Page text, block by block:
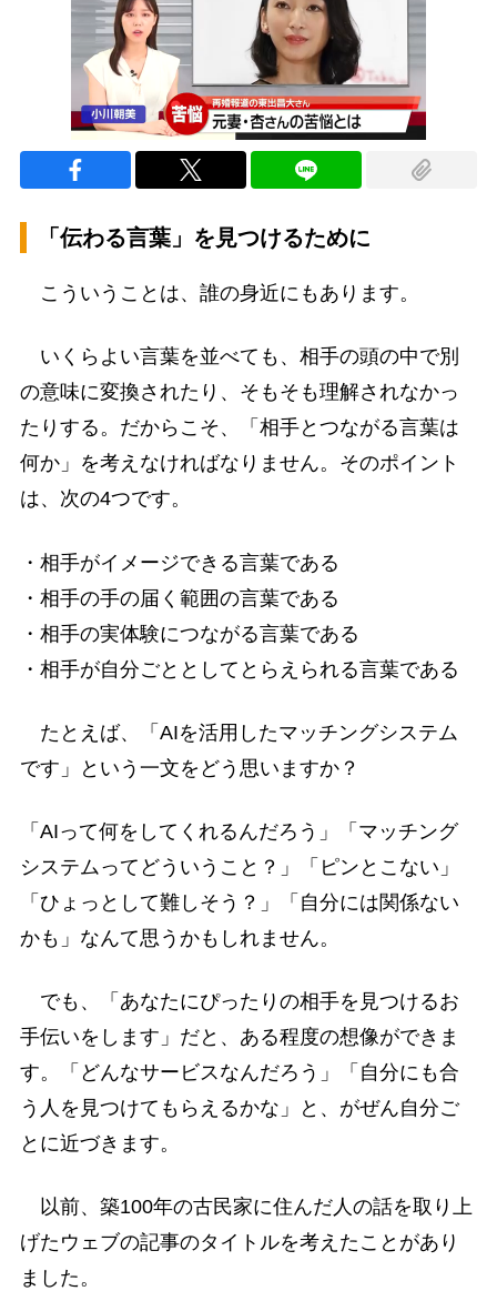
「伝わる言葉」を見つけるために
こういうことは、誰の身近にもあります。
いくらよい言葉を並べても、相手の頭の中で別
の意味に変換されたり、そもそも理解されなかっ
たりする。だからこそ、「相手とつながる言葉は
何か」を考えなければなりません。そのポイント
は、次の4つです。
・相手がイメージできる言葉である
・相手の手の届く範囲の言葉である
・相手の実体験につながる言葉である
・相手が自分ごととしてとらえられる言葉である
たとえば、「AIを活用したマッチングシステム
です」という一文をどう思いますか？
「AIって何をしてくれるんだろう」「マッチング
システムってどういうこと？」「ピンとこない」
「ひょっとして難しそう？」「自分には関係ない
かも」なんて思うかもしれません。
でも、「あなたにぴったりの相手を見つけるお
手伝いをします」だと、ある程度の想像ができま
す。「どんなサービスなんだろう」「自分にも合
う人を見つけてもらえるかな」と、がぜん自分ご
とに近づきます。
以前、築100年の古民家に住んだ人の話を取り上
げたウェブの記事のタイトルを考えたことがあり
ました。